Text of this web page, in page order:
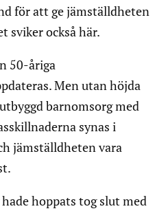
för att ge jämställdheten
sviker också här.
50-åriga
Men utan höjda
barnomsorg med
synas i
jämställdheten vara
hoppats tog slut med